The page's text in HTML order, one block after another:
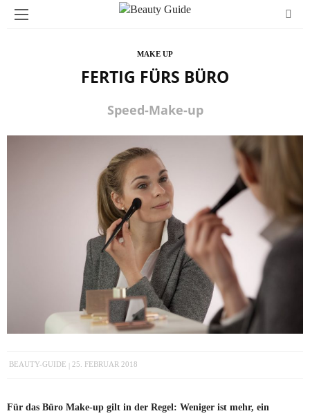
MAKE UP
FERTIG FÜRS BÜRO
Speed-Make-up
BEAUTY-GUIDE 25. FEBRUAR 2018
Für das Büro Make-up gilt in der Regel: Weniger ist mehr, ein